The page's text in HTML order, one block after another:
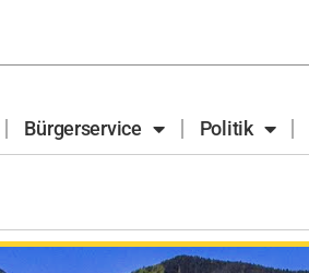
Bürgerservice Politik